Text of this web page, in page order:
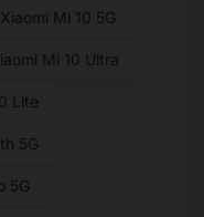
Xiaomi Mi 10 5G
Mi 10 Ultra
Lite
5G
5G